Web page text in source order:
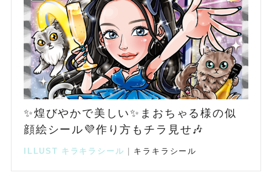
✨煌びやかで美しい✨まおちゃる様の似
顔絵シール💜作り方もチラ見せ🎶
ILLUST キラキラシール | キラキラシール